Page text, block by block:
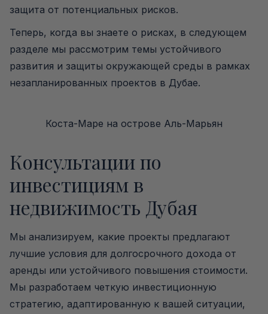
защита от потенциальных рисков.
Теперь, когда вы знаете о рисках, в следующем
разделе мы рассмотрим темы устойчивого
развития и защиты окружающей среды в рамках
незапланированных проектов в Дубае.
Коста-Маре на острове Аль-Марьян
Консультации по
инвестициям в
недвижимость Дубая
Мы анализируем, какие проекты предлагают
лучшие условия для долгосрочного дохода от
аренды или устойчивого повышения стоимости.
Мы разработаем четкую инвестиционную
стратегию, адаптированную к вашей ситуации,